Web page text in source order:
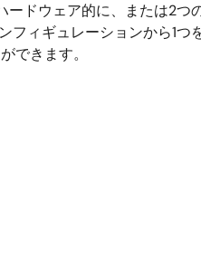
ドウェア的に、または2つ
ィギュレーションから1つ
できます。